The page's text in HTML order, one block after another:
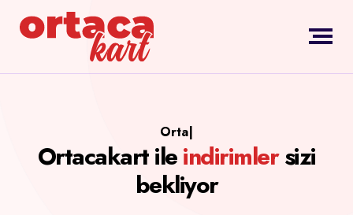
Ortaca
Ortacakart ileindirimlersizi
bekliyor